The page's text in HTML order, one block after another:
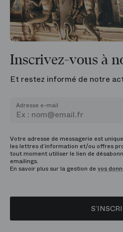
Inscrivez-vous à
Et restez informé de notre
Adresse e-mail
Votre adresse de messagerie est
les lettres d’information et/ou offres
tout moment utiliser le lien de
emailings.
En savoir plus sur la gestion de vos